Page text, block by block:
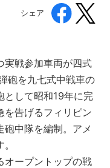
シェア
実戦参加車両が四式
砲を九七式中戦車の
として昭和19年に完
を告げるフィリピン
中隊を編制。アメ
オープントップの戦